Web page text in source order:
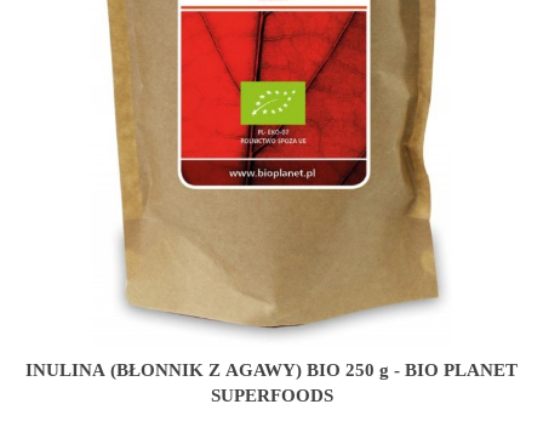
INULINA (BŁONNIK Z AGAWY) BIO 250 g - BIO PLANET
SUPERFOODS